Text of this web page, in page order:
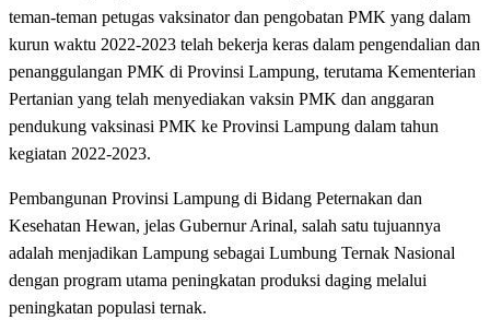
teman-teman petugas vaksinator dan pengobatan PMK yang dalam
kurun waktu 2022-2023 telah bekerja keras dalam pengendalian dan
penanggulangan PMK di Provinsi Lampung, terutama Kementerian
Pertanian yang telah menyediakan vaksin PMK dan anggaran
pendukung vaksinasi PMK ke Provinsi Lampung dalam tahun
kegiatan 2022-2023.
Pembangunan Provinsi Lampung di Bidang Peternakan dan
Kesehatan Hewan, jelas Gubernur Arinal, salah satu tujuannya
adalah menjadikan Lampung sebagai Lumbung Ternak Nasional
dengan program utama peningkatan produksi daging melalui
peningkatan populasi ternak.